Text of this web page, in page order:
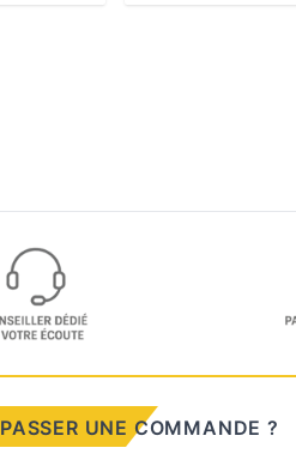
PASSER UNE COMMANDE ?